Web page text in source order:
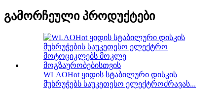
გამორჩეული პროდუქტები
WLAOHot ყიდის სტაბილური დისკის
მუხრუჭებს საუკეთესო ელექტროძრავას...